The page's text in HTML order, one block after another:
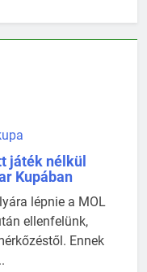
játék nélkül
Kupában
lépnie a MOL
ellenfelünk,
Ennek